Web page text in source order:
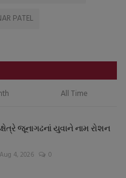
PATEL
All Time
જૂનાગઢનાં યુવાને નામ રોશન
Aug 4, 2026 0